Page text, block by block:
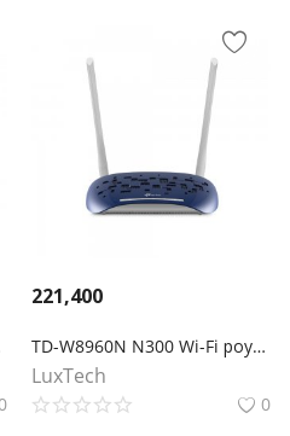
221,400
TD-W8960N N300 Wi-Fi роутер с ADSL2+ модемом
LuxTech
0